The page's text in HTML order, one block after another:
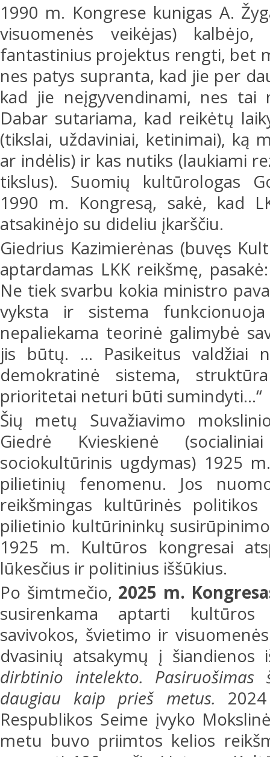
1990 m. Kongrese kunigas A.
visuomenės veikėjas)
fantastinius projektus rengti, bet
nes patys supranta, kad jie per
kad jie neįgyvendinami, nes tai
Dabar sutariama, kad reikėtų
(tikslai, uždaviniai, ketinimai), ką
ar indėlis) ir kas nutiks (laukiami
tikslus). Suomių kultūrologas
1990 m. Kongresą, sakė, kad
atsakinėjo su dideliu įkarščiu.
Giedrius Kazimierėnas (buvęs
aptardamas LKK reikšmę,
Ne tiek svarbu kokia ministro
vyksta ir sistema
nepaliekama teorinė galimybė
jis būtų. … Pasikeitus valdžiai
demokratinė sistema,
prioritetai neturi būti sumindyti…“
Šių metų Suvažiavimo
Giedrė Kvieskienė
sociokultūrinis ugdymas) 1925
pilietinių fenomenu. Jos
reikšmingas kultūrinės
pilietinio kultūrininkų
1925 m. Kultūros kongresai
lūkesčius ir politinius iššūkius.
Po šimtmečio, 2025 m.
susirenkama aptarti
savivokos, švietimo ir
dvasinių atsakymų į šiandienos
dirbtinio intelekto.
daugiau kaip prieš metus.
Respublikos Seime įvyko
metu buvo priimtos kelios